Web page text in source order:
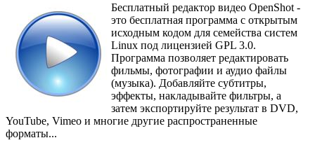
Бесплатный редактор видео OpenShot -
это бесплатная программа с открытым
исходным кодом для семейства систем
Linux под лицензией GPL 3.0.
Программа позволяет редактировать
фильмы, фотографии и аудио файлы
(музыка). Добавляйте субтитры,
эффекты, накладывайте фильтры, а
затем экспортируйте результат в DVD,
YouTube, Vimeo и многие другие распространенные
форматы...